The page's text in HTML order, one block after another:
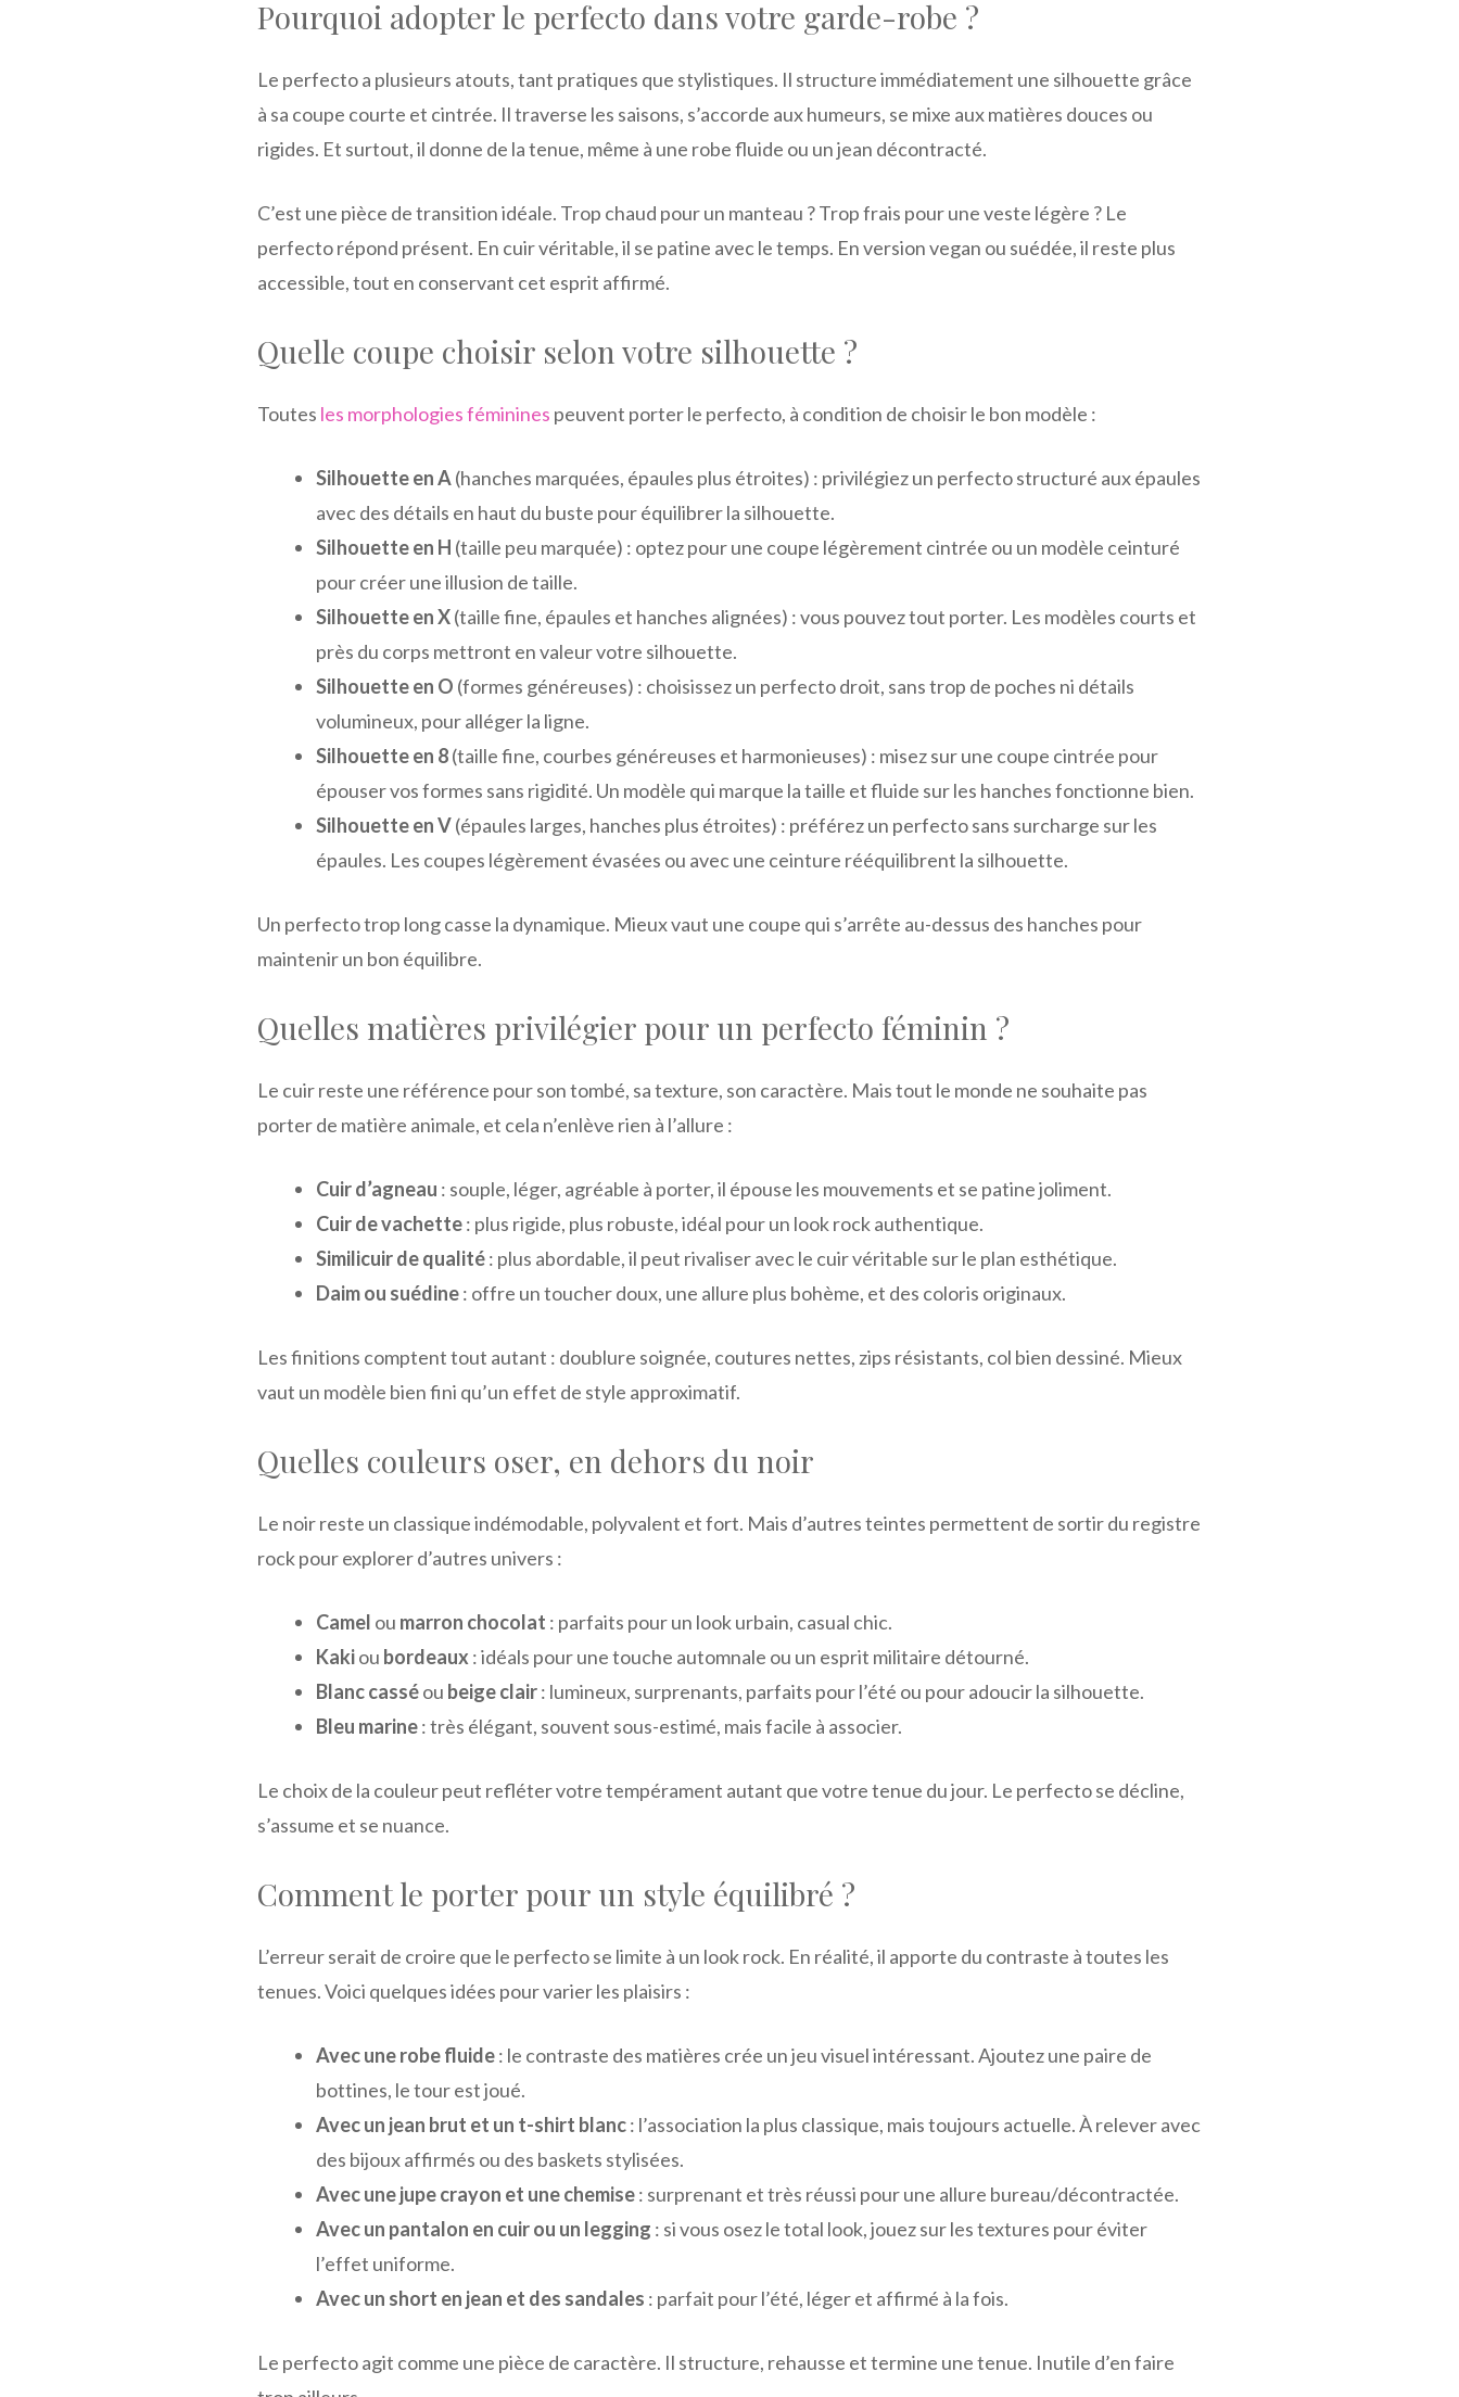
Pourquoi adopter le perfecto dans votre garde-robe ?
Le perfecto a plusieurs atouts, tant pratiques que stylistiques. Il structure immédiatement une silhouette grâce
à sa coupe courte et cintrée. Il traverse les saisons, s’accorde aux humeurs, se mixe aux matières douces ou
rigides. Et surtout, il donne de la tenue, même à une robe fluide ou un jean décontracté.
C’est une pièce de transition idéale. Trop chaud pour un manteau ? Trop frais pour une veste légère ? Le
perfecto répond présent. En cuir véritable, il se patine avec le temps. En version vegan ou suédée, il reste plus
accessible, tout en conservant cet esprit affirmé.
Quelle coupe choisir selon votre silhouette ?
Toutes les morphologies féminines peuvent porter le perfecto, à condition de choisir le bon modèle :
Silhouette en A(hanches marquées, épaules plus étroites) : privilégiez un perfecto structuré aux épaules
avec des détails en haut du buste pour équilibrer la silhouette.
Silhouette en H (taille peu marquée) : optez pour une coupe légèrement cintrée ou un modèle ceinturé
pour créer une illusion de taille.
Silhouette en X(taille fine, épaules et hanches alignées) : vous pouvez tout porter. Les modèles courts et
près du corps mettront en valeur votre silhouette.
Silhouette en O (formes généreuses) : choisissez un perfecto droit, sans trop de poches ni détails
volumineux, pour alléger la ligne.
Silhouette en 8(taille fine, courbes généreuses et harmonieuses) : misez sur une coupe cintrée pour
épouser vos formes sans rigidité. Un modèle qui marque la taille et fluide sur les hanches fonctionne bien.
Silhouette en V(épaules larges, hanches plus étroites) : préférez un perfecto sans surcharge sur les
épaules. Les coupes légèrement évasées ou avec une ceinture rééquilibrent la silhouette.
Un perfecto trop long casse la dynamique. Mieux vaut une coupe qui s’arrête au-dessus des hanches pour
maintenir un bon équilibre.
Quelles matières privilégier pour un perfecto féminin ?
Le cuir reste une référence pour son tombé, sa texture, son caractère. Mais tout le monde ne souhaite pas
porter de matière animale, et cela n’enlève rien à l’allure :
Cuir d’agneau : souple, léger, agréable à porter, il épouse les mouvements et se patine joliment.
Cuir de vachette: plus rigide, plus robuste, idéal pour un look rock authentique.
Similicuir de qualité: plus abordable, il peut rivaliser avec le cuir véritable sur le plan esthétique.
Daim ou suédine: offre un toucher doux, une allure plus bohème, et des coloris originaux.
Les finitions comptent tout autant : doublure soignée, coutures nettes, zips résistants, col bien dessiné. Mieux
vaut un modèle bien fini qu’un effet de style approximatif.
Quelles couleurs oser, en dehors du noir
Le noir reste un classique indémodable, polyvalent et fort. Mais d’autres teintes permettent de sortir du registre
rock pour explorer d’autres univers :
Camel ou marron chocolat : parfaits pour un look urbain, casual chic.
Kakiou bordeaux: idéals pour une touche automnale ou un esprit militaire détourné.
Blanc casséou beige clair: lumineux, surprenants, parfaits pour l’été ou pour adoucir la silhouette.
Bleu marine: très élégant, souvent sous-estimé, mais facile à associer.
Le choix de la couleur peut refléter votre tempérament autant que votre tenue du jour. Le perfecto se décline,
s’assume et se nuance.
Comment le porter pour un style équilibré ?
L’erreur serait de croire que le perfecto se limite à un look rock. En réalité, il apporte du contraste à toutes les
tenues. Voici quelques idées pour varier les plaisirs :
Avec une robe fluide: le contraste des matières crée un jeu visuel intéressant. Ajoutez une paire de
bottines, le tour est joué.
Avec un jean brut et un t-shirt blanc: l’association la plus classique, mais toujours actuelle. À relever avec
des bijoux affirmés ou des baskets stylisées.
Avec une jupe crayon et une chemise: surprenant et très réussi pour une allure bureau/décontractée.
Avec un pantalon en cuir ou un legging : si vous osez le total look, jouez sur les textures pour éviter
l’effet uniforme.
Avec un short en jean et des sandales : parfait pour l’été, léger et affirmé à la fois.
Le perfecto agit comme une pièce de caractère. Il structure, rehausse et termine une tenue. Inutile d’en faire